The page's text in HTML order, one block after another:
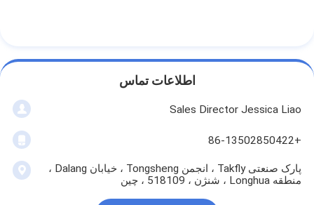
اطلاعات تماس
Sales Director Jessica Liao
+86-13502850422
پارک صنعتی Takfly ، انجمن Tongsheng ، خیابان Dalang ،
منطقه Longhua ، شنژن ، 518109 ، چین